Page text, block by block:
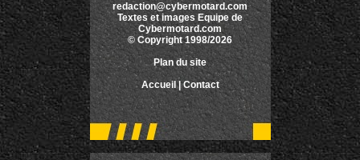
redaction@cybermotard.com
Textes et images Equipe de
Cybermotard.com
© Copyright 1998/2026
Plan du site
Accueil |Contact